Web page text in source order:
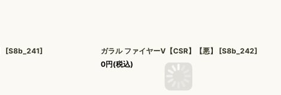
[S8b_241]
ガラル ファイヤーV【CSR】【悪】 [S8b_242]
0円(税込)